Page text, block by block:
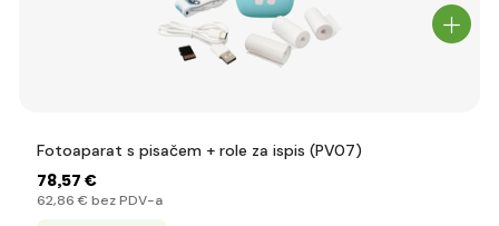
Fotoaparat s pisačem + role za ispis (PV07)
78,57 €
62,86 € bez PDV-a